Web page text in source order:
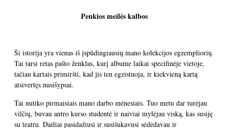
Penkios meilės kalbos
Ši istorija yra vienas iš įspūdingiausių mano kolekcijos egzempliorių.
Tai tarsi retas pašto ženklas, kurį albume laikai specifinėje vietoje,
tačiau kartais primiršti, kad jis ten egzistuoja, ir kiekvieną kartą
atsivertęs nusišypsai.
Tai nutiko pirmaisiais mano darbo mėnesiais. Tuo metu dar turėjau
vilčių, buvau antro kurso studentė ir naiviai mylėjau viską, kas susiję
su teatru. Dailiai pasidažiusi ir susišukavusi sėdėdavau ir